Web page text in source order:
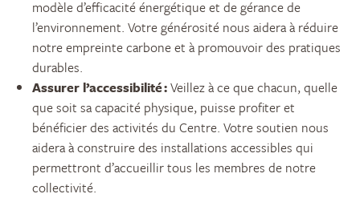
modèle d’efficacité énergétique et de gérance de
l’environnement. Votre générosité nous aidera à réduire
notre empreinte carbone et à promouvoir des pratiques
durables.
Assurer l’accessibilité :Veillez à ce que chacun, quelle
que soit sa capacité physique, puisse profiter et
bénéficier des activités du Centre. Votre soutien nous
aidera à construire des installations accessibles qui
permettront d’accueillir tous les membres de notre
collectivité.